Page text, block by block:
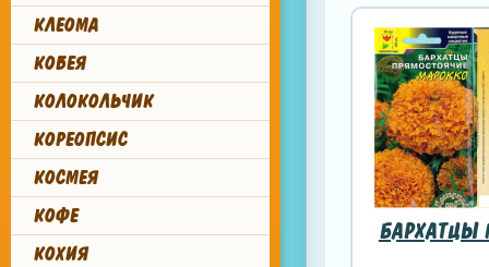
КЛЕОМА
КОБЕЯ
КОЛОКОЛЬЧИК
КОРЕОПСИС
КОСМЕЯ
КОФЕ
КОХИЯ
БАРХАТЦЫ